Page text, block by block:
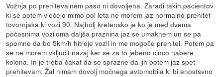
Vožnja po prehitevalnem pasu ni dovoljena. Zaradi takih pacientov
ki se potem vlečejo mimo pol leta ne morem jaz normalno prehitet
tovornjaka ki vozi 90. Najbolj kretensko je ko je med dvema
počasnima voziloma daljša praznina jaz se umaknem un se pa
spomne da bo 5km/h hitreje vozil in me mogoče prehitel. Potem pa
se ne morem vključit nazaj ker se za to jebeno cinco nabere
kolona. In je treba čakat da se sprazne da jih potem jaz spet
prehitevam. Žal nimam dovolj močnega avtomobila ki bi enostsvno